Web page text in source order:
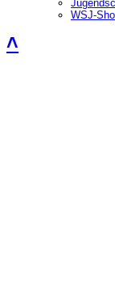
WSJ-
˄